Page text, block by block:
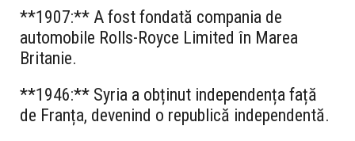
**1907:** A fost fondată compania de
automobile Rolls-Royce Limited în Marea
Britanie.
**1946:** Syria a obținut independența față
de Franța, devenind o republică independentă.